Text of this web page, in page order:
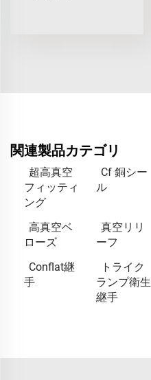
関連製品カテゴリ
超高真空
フィッティ
ング
Cf 銅シー
ル
高真空ベ
ローズ
真空リリ
ーフ
Conflat継
手
トライク
ランプ衛生
継手